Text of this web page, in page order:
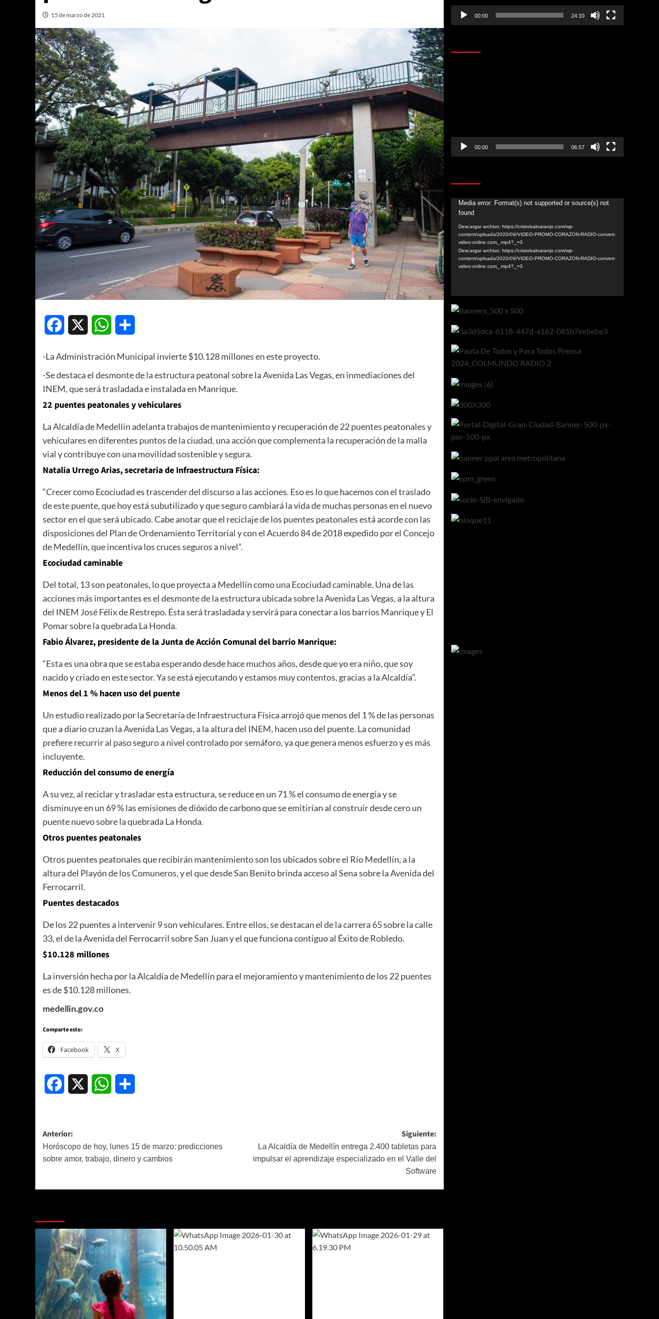
15 de marzo de 2021
Facebook WhatsApp
-La Administración Municipal invierte $10.128 millones en este proyecto.
-Se destaca el desmonte de la estructura peatonal sobre la Avenida Las Vegas, en inmediaciones del
INEM, que será trasladada e instalada en Manrique.
22 puentes peatonales y vehiculares
La Alcaldía de Medellín adelanta trabajos de mantenimiento y recuperación de 22 puentes peatonales y
vehiculares en diferentes puntos de la ciudad, una acción que complementa la recuperación de la malla
vial y contribuye con una movilidad sostenible y segura.
Natalia Urrego Arias, secretaria de Infraestructura Física:
“Crecer como Ecociudad es trascender del discurso a las acciones. Eso es lo que hacemos con el traslado
de este puente, que hoy está subutilizado y que seguro cambiará la vida de muchas personas en el nuevo
sector en el que será ubicado. Cabe anotar que el reciclaje de los puentes peatonales está acorde con las
disposiciones del Plan de Ordenamiento Territorial y con el Acuerdo 84 de 2018 expedido por el Concejo
de Medellín, que incentiva los cruces seguros a nivel”.
Ecociudad caminable
Del total, 13 son peatonales, lo que proyecta a Medellín como una Ecociudad caminable. Una de las
acciones más importantes es el desmonte de la estructura ubicada sobre la Avenida Las Vegas, a la altura
del INEM José Félix de Restrepo. Ésta será trasladada y servirá para conectar a los barrios Manrique y El
Pomar sobre la quebrada La Honda.
Fabio Álvarez, presidente de la Junta de Acción Comunal del barrio Manrique:
“Esta es una obra que se estaba esperando desde hace muchos años, desde que yo era niño, que soy
nacido y criado en este sector. Ya se está ejecutando y estamos muy contentos, gracias a la Alcaldía”.
Menos del 1 % hacen uso del puente
Un estudio realizado por la Secretaría de Infraestructura Física arrojó que menos del 1 % de las personas
que a diario cruzan la Avenida Las Vegas, a la altura del INEM, hacen uso del puente. La comunidad
prefiere recurrir al paso seguro a nivel controlado por semáforo, ya que genera menos esfuerzo y es más
incluyente.
Reducción del consumo de energía
A su vez, al reciclar y trasladar esta estructura, se reduce en un 71 % el consumo de energía y se
disminuye en un 69 % las emisiones de dióxido de carbono que se emitirían al construir desde cero un
puente nuevo sobre la quebrada La Honda.
Otros puentes peatonales
Otros puentes peatonales que recibirán mantenimiento son los ubicados sobre el Río Medellín, a la
altura del Playón de los Comuneros, y el que desde San Benito brinda acceso al Sena sobre la Avenida del
Ferrocarril.
Puentes destacados
De los 22 puentes a intervenir 9 son vehiculares. Entre ellos, se destacan el de la carrera 65 sobre la calle
33, el de la Avenida del Ferrocarril sobre San Juan y el que funciona contiguo al Éxito de Robledo.
$10.128 millones
La inversión hecha por la Alcaldía de Medellín para el mejoramiento y mantenimiento de los 22 puentes
es de $10.128 millones.
medellin.gov.co
Comparte esto:
Facebook X
Facebook WhatsApp
Navegación
de
entradas
Anterior:
Horóscopo de hoy, lunes 15 de marzo: predicciones
sobre amor, trabajo, dinero y cambios
Siguiente:
La Alcaldía de Medellín entrega 2.400 tabletas para
impulsar el aprendizaje especializado en el Valle del
Software
00:00 24:10
00:00 06:57
Reproductor
vídeo
Media error: Format(s) not supported or source(s) not
found
Descargar archivo: https://cristobalnaranjo.com/wp-
content/uploads/2020/09/VIDEO-PROMO-CORAZON-RADIO-convert-
video-online.com_.mp4?_=3
Descargar archivo: https://cristobalnaranjo.com/wp-
content/uploads/2020/09/VIDEO-PROMO-CORAZON-RADIO-convert-
video-online.com_.mp4?_=3